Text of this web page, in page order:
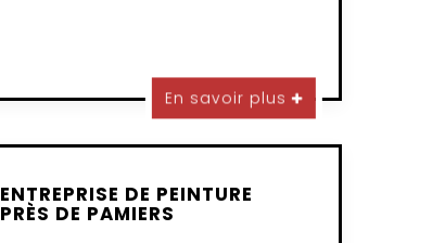
En savoir plus
ENTREPRISE DE PEINTURE
PRÈS DE PAMIERS